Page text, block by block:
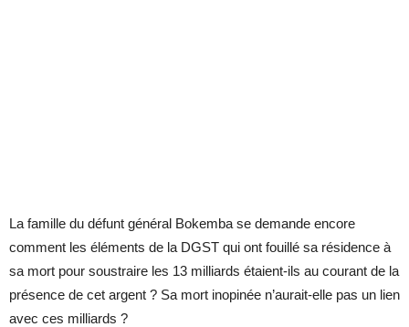
La famille du défunt général Bokemba se demande encore
comment les éléments de la DGST qui ont fouillé sa résidence à
sa mort pour soustraire les 13 milliards étaient-ils au courant de la
présence de cet argent ? Sa mort inopinée n’aurait-elle pas un lien
avec ces milliards ?